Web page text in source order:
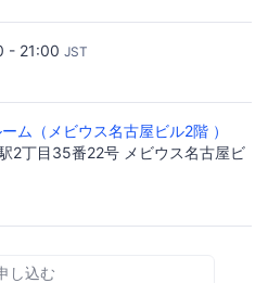
- 21:00 JST
ム（メビウス名古屋ビル2階 ）
2丁目35番22号 メビウス名古屋ビ
し込む